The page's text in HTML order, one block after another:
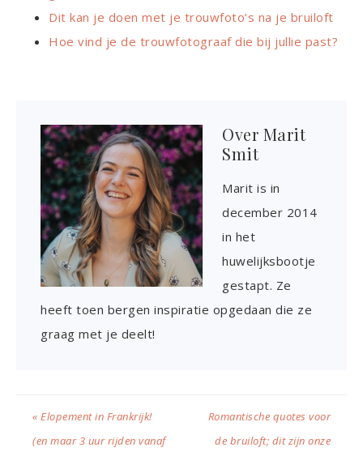
Dit kan je doen met je trouwfoto’s na je bruiloft
Hoe vind je de trouwfotograaf die bij jullie past?
Over Marit
Smit
Marit is in
december 2014
in het
huwelijksbootje
gestapt. Ze
heeft toen bergen inspiratie opgedaan die ze
graag met je deelt!
« Elopement in Frankrijk!
(en maar 3 uur rijden vanaf
Romantische quotes voor
de bruiloft; dit zijn onze